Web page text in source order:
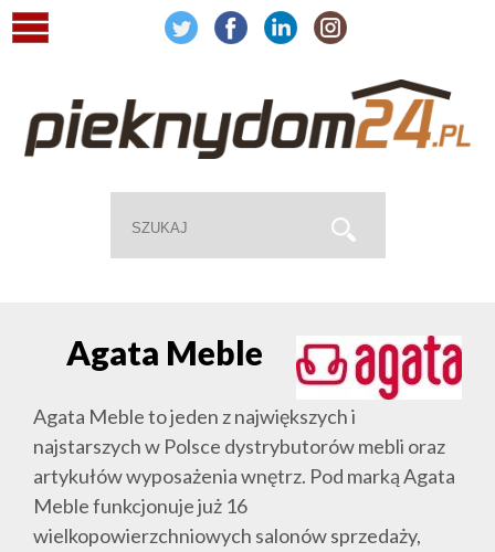
Agata Meble
Agata Meble to jeden z największych i
najstarszych w Polsce dystrybutorów mebli oraz
artykułów wyposażenia wnętrz. Pod marką Agata
Meble funkcjonuje już 16
wielkopowierzchniowych salonów sprzedaży,